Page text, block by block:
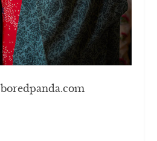
boredpanda.com